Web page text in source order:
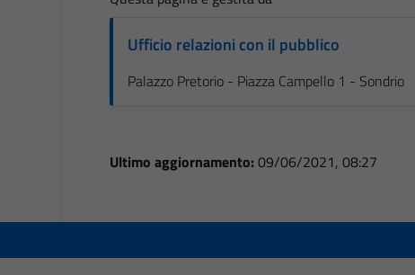
Ufficio relazioni con il pubblico
Palazzo Pretorio - Piazza Campello 1 - Sondrio
Ultimo aggiornamento: 09/06/2021, 08:27